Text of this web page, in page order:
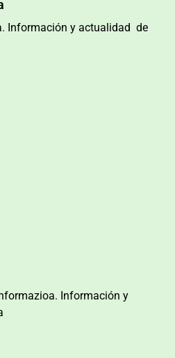
Información y actualidad de
Información y